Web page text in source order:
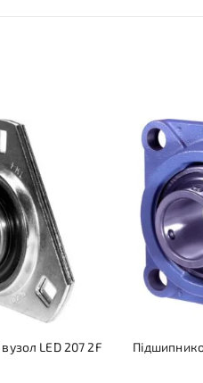
LED 207 2F